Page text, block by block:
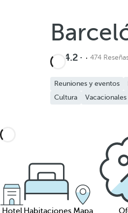
4.2 474
Reuniones y eventos
Cultura
Vacacionales
Hotel Habitaciones Mapa